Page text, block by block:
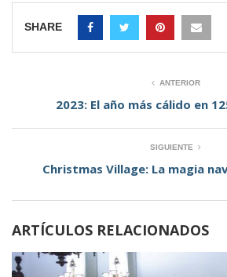
SHARE
ANTERIOR
2023: El año más cálido en
SIGUIENTE
Christmas Village: La magia
ARTÍCULOS RELACIONADOS